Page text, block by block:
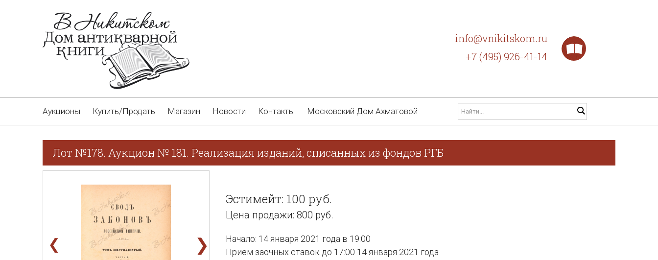
info@vnikitskom.ru
+7 (495) 926-41-14
Аукционы Купить/Продать Магазин Новости Контакты Московский Дом Ахматовой
Лот №178. Аукцион № 181. Реализация изданий, списанных из фондов РГБ
❮ ❯
Эстимейт: 100 руб.
Цена продажи: 800 руб.
Начало: 14 января 2021 года в 19:00
Прием заочных ставок до 17:00 14 января 2021 года